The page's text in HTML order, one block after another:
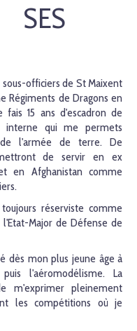
SES
sous-officiers de St Maixent
Régiments de Dragons en
fais 15 ans d'escadron de
interne qui me permets
l'armée de terre. De
de servir en ex
en Afghanistan comme
réserviste comme
Major de Défense de
dès mon plus jeune âge à
l'aéromodélisme. La
m'exprimer pleinement
les compétitions où je